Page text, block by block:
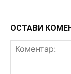
ОСТАВИ